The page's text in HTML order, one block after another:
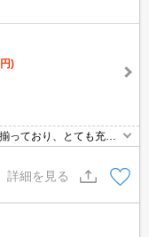
)
っており、とても充実
ースを広く使えます。
らにも遭いにくいで
、回線快適です。電気
利用料金5500円。
詳細を見る